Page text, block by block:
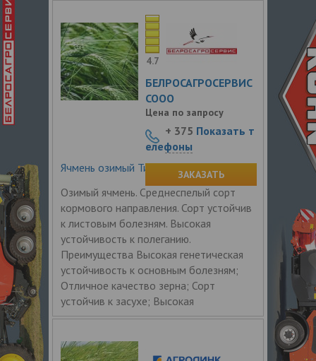
Ячмень озимый Титус
Озимый ячмень. Среднеспелый сорт
кормового направления. Сорт устойчив
к листовым болезням. Высокая
устойчивость к полеганию.
Преимущества Высокая генетическая
устойчивость к основным болезням;
Отличное качество зерна; Сорт
устойчив к засухе; Высокая
4.7
БЕЛРОСАГРОСЕРВИС
СООО
Цена по запросу
+ 375 Показать т
елефоны
ЗАКАЗАТЬ